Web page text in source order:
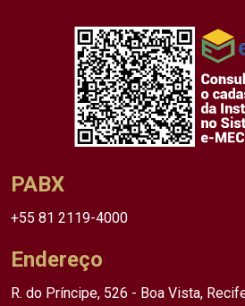
PABX
+55 81 2119-4000
Endereço
R. do Príncipe, 526 - Boa Vista,